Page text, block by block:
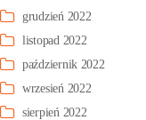
grudzień 2022
listopad 2022
październik 2022
wrzesień 2022
sierpień 2022